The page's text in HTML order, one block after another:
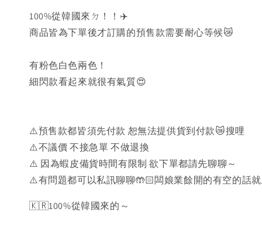
100%從韓國來ㄉ！！✈️
商品皆為下單後才訂購的預售款需要耐心等候😿
有粉色白色兩色！
細閃款看起來就很有氣質😍
⚠️預售款都皆須先付款 恕無法提供貨到付款😿搜哩
⚠️不議價 不接急單 不做退換
⚠️ 因為蝦皮備貨時間有限制 欲下單都請先聊聊～
⚠️有問題都可以私訊聊聊🤲🏻闆娘業餘開的有空的話
🇰🇷100%從韓國來的～